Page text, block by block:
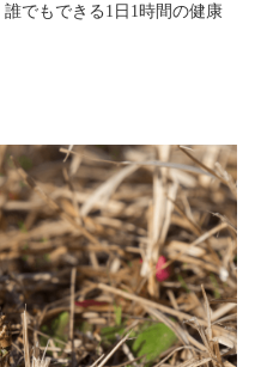
でもできる1日1時間の健康